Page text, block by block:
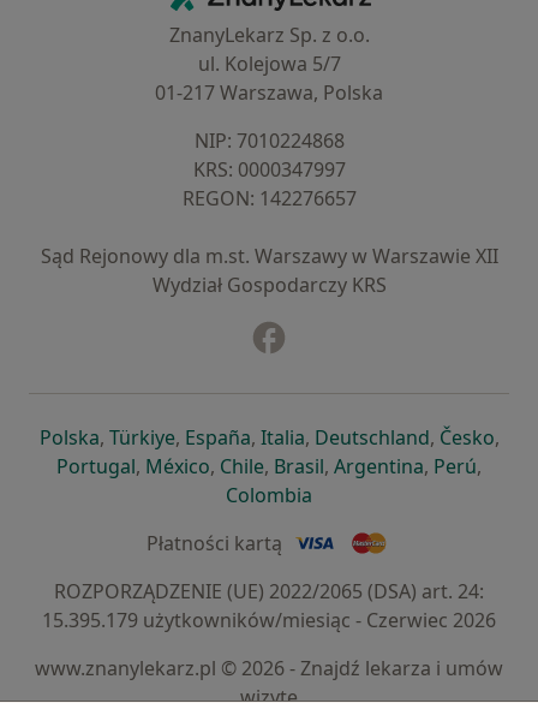
ZnanyLekarz Sp. z o.o.
ul. Kolejowa 5/7
01-217 Warszawa, Polska
NIP: ⁠7010224868
KRS: ⁠0000347997
REGON: ⁠142276657
Sąd Rejonowy dla m.st. Warszawy w Warszawie XII
Wydział Gospodarczy KRS
Polskaotwiera się w nowej karcie
, Türkiyeotwiera się w nowej karcie
, Españaotwiera się w nowej karcie
, Italiaotwiera się w nowej
, Deutschlandotwiera się
, Česko,
Portugalotwiera się w nowej karcie
, Méxicootwiera się w nowej karcie
, Chileotwiera się w nowej karcie
, Brasilotwiera się w nowej
, Argentinaotwiera się
, Perú,
Colombia
Płatności kartą
ROZPORZĄDZENIE (UE) 2022/2065 (DSA) art. 24:
15.395.179 użytkowników/miesiąc - Czerwiec 2026
www.znanylekarz.pl © 2026 - Znajdź lekarza i umów
wizytę